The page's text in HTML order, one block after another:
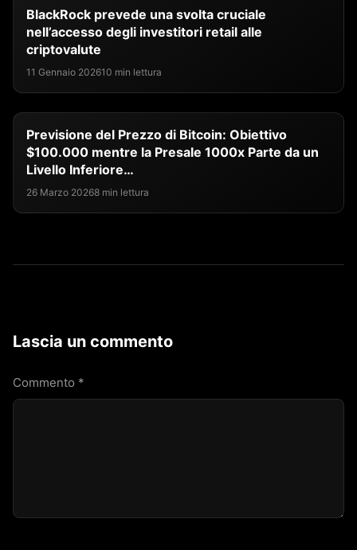
BlackRock prevede una svolta cruciale
nell’accesso degli investitori retail alle
criptovalute
11 Gennaio 202610 min lettura
Previsione del Prezzo di Bitcoin: Obiettivo
$100.000 mentre la Presale 1000x Parte da un
Livello Inferiore…
26 Marzo 20268 min lettura
Lascia un commento
Commento *